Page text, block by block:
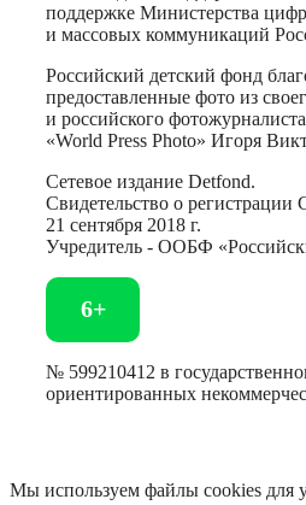
поддержке Министерства
и массовых коммуникаций
Российский детский фонд
предоставленные фото из
и российского
«World Press Photo» Игоря
Сетевое издание Detfond.
Свидетельство о
21 сентября 2018 г.
Учредитель - ООБФ
6+
№ 599210412 в
ориентированных
Мы используем файлы cookies для